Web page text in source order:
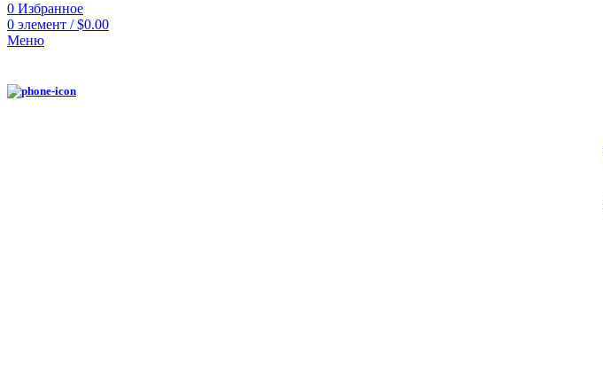
0 Избранное
0 элемент / $0.00
Меню